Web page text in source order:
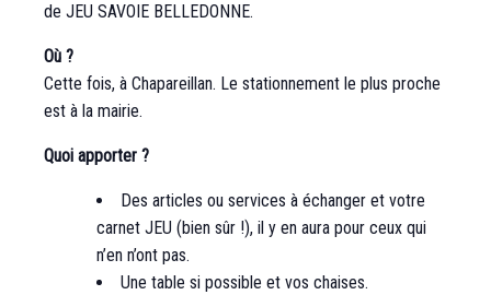
de JEU SAVOIE BELLEDONNE.
Où ?
Cette fois, à Chapareillan. Le stationnement le plus proche
est à la mairie.
Quoi apporter ?
Des articles ou services à échanger et votre
carnet JEU (bien sûr !), il y en aura pour ceux qui
n’en n’ont pas.
Une table si possible et vos chaises.